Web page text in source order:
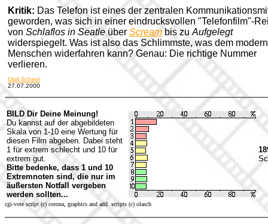
Kritik: Das Telefon ist eines der zentralen
geworden, was sich in einer eindrucksvollen "Telefonfilm"-
von Schlaflos in Seatleüber Screambis zu Aufgelegt
widerspiegelt. Was ist also das Schlimmste, was dem
Menschen widerfahren kann? Genau: Die richtige Nummer
verlieren.
Olaf Scheel
27.07.2000
BILD Dir Deine Meinung!
Du kannst auf der abgebildeten
Skala von 1-10 eine Wertung für
diesen Film abgeben. Dabei steht
1 für extrem schlecht und 10 für
extrem gut.
Bitte bedenke, dass 1 und 10
Extremnoten sind, die nur im
äußersten Notfall vergeben
werden sollten...
cgi-vote script (c) corona, graphics and add. scripts (c) olasch